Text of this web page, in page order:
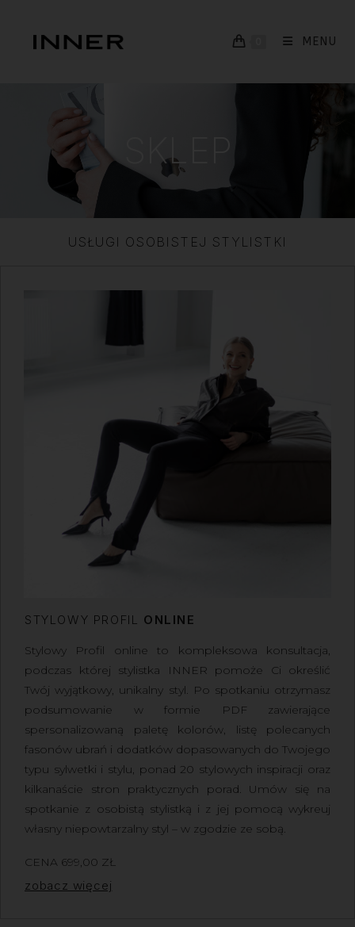
MENU
SKLEP
USŁUGI OSOBISTEJ STYLISTKI
STYLOWY PROFIL ONLINE
Stylowy Profil online to kompleksowa konsultacja,
podczas której stylistka INNER pomoże Ci określić
Twój wyjątkowy, unikalny styl. Po spotkaniu otrzymasz
podsumowanie w formie PDF zawierające
spersonalizowaną paletę kolorów, listę polecanych
fasonów ubrań i dodatków dopasowanych do Twojego
typu sylwetki i stylu, ponad 20 stylowych inspiracji oraz
kilkanaście stron praktycznych porad. Umów się na
spotkanie z osobistą stylistką i z jej pomocą wykreuj
własny niepowtarzalny styl – w zgodzie ze sobą.
CENA 699,00 ZŁ
zobacz więcej